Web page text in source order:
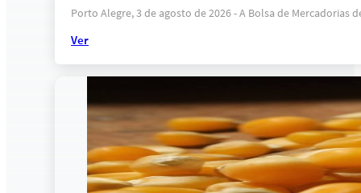
Porto Alegre, 3 de agosto de 2026 - A Bolsa de Mercadorias
Ver